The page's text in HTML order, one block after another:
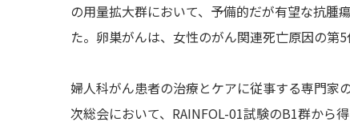
の用量拡大群において、予備的だが有望な抗腫
た。卵巣がんは、女性のがん関連死亡原因の第
婦人科がん患者の治療とケアに従事する専門家
次総会において、RAINFOL-01試験のB1群から